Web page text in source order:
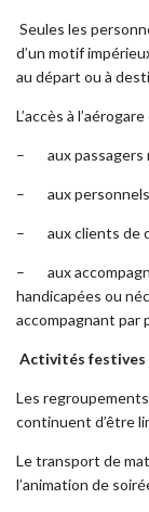
Seules les
d’un motif
au départ ou à
L’accès à
– aux passagers
– aux personnels
– aux clients de
– aux
handicapées ou
accompagnant par
Activités festives
Les
continuent d’être
Le transport de
l’animation de